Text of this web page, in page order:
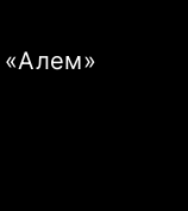
«Алем»